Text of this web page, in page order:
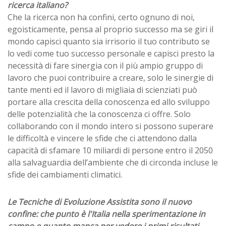
ricerca italiano?
Che la ricerca non ha confini, certo ognuno di noi,
egoisticamente, pensa al proprio successo ma se giri il
mondo capisci quanto sia irrisorio il tuo contributo se
lo vedi come tuo successo personale e capisci presto la
necessità di fare sinergia con il più ampio gruppo di
lavoro che puoi contribuire a creare, solo le sinergie di
tante menti ed il lavoro di migliaia di scienziati può
portare alla crescita della conoscenza ed allo sviluppo
delle potenzialità che la conoscenza ci offre. Solo
collaborando con il mondo intero si possono superare
le difficoltà e vincere le sfide che ci attendono dalla
capacità di sfamare 10 miliardi di persone entro il 2050
alla salvaguardia dell’ambiente che di circonda incluse le
sfide dei cambiamenti climatici.
Le Tecniche di Evoluzione Assistita sono il nuovo
confine: che punto è l'Italia nella sperimentazione in